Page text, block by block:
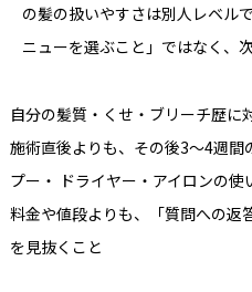
の髪の扱いやすさは別人レベル
ニューを選ぶこと」ではなく、
自分の髪質・くせ・ブリーチ歴に
施術直後よりも、その後3〜4週間
プー・ ドライヤー・アイロンの使
料金や値段よりも、「質問への返
を見抜くこと